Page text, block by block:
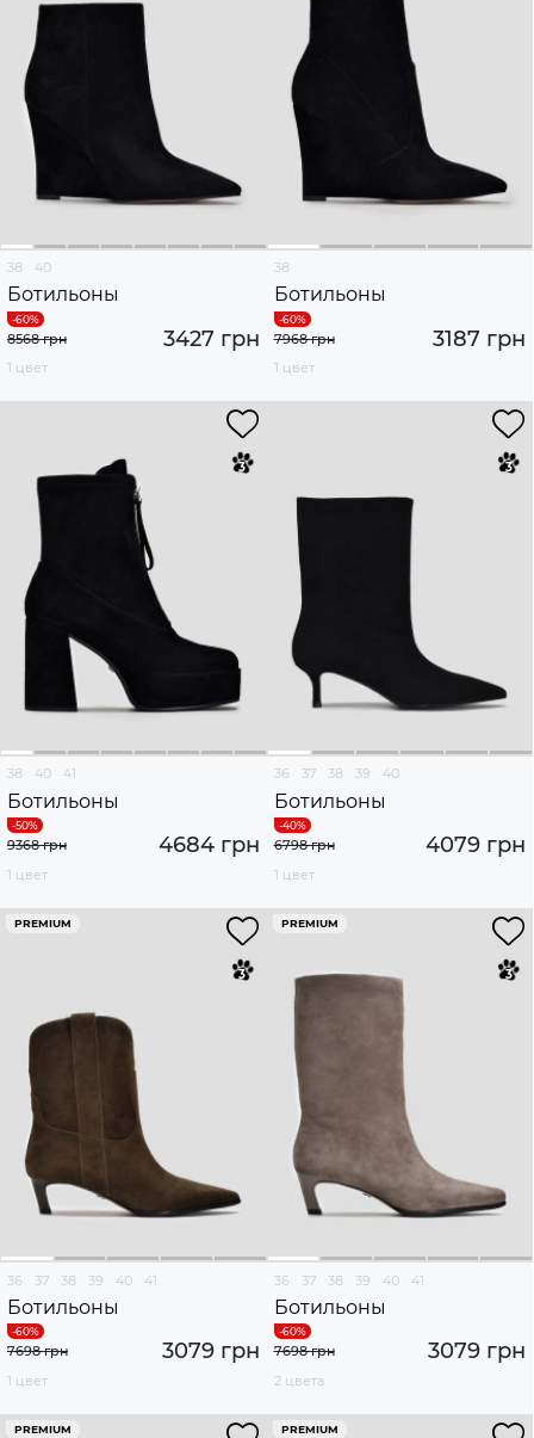
38 40
Ботильоны
3427 грн
8568 грн
1 цвет
38
Ботильоны
3187 грн
7968 грн
1 цвет
38 40 41
Ботильоны
4684 грн
9368 грн
1 цвет
36 37 38 39 40
Ботильоны
4079 грн
6798 грн
1 цвет
PREMIUM
36 37 38 39 40 41
Ботильоны
3079 грн
7698 грн
1 цвет
PREMIUM
36 37 38 39 40 41
Ботильоны
3079 грн
7698 грн
2 цвета
PREMIUM PREMIUM